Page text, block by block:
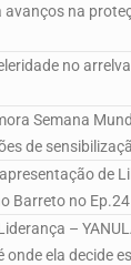
avanços na
no
Semana
de
de
Barreto no Ep.24
–
onde ela decide